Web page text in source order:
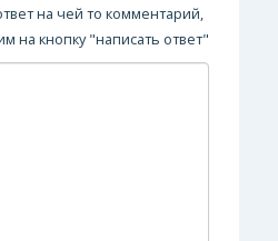
на чей то комментарий,
на кнопку "написать ответ"